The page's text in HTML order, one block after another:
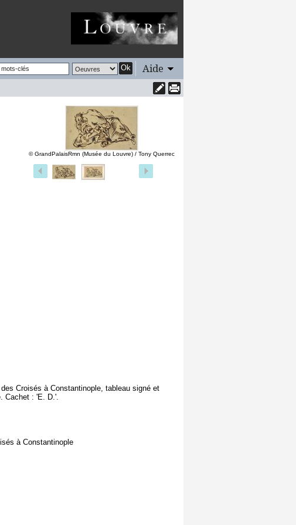
Ok Aide
© GrandPalaisRmn (Musée du Louvre) / Tony Querrec
Croisés à Constantinople, tableau signé et
Cachet : 'E. D.'.
à Constantinople